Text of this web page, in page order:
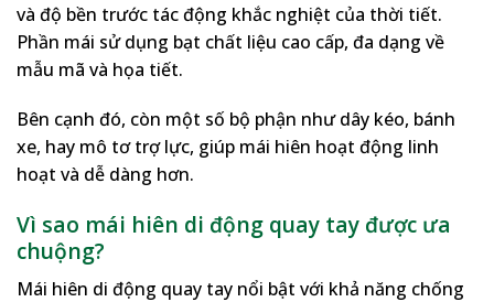
và độ bền trước tác động khắc nghiệt của thời tiết.
Phần mái sử dụng bạt chất liệu cao cấp, đa dạng về
mẫu mã và họa tiết.
Bên cạnh đó, còn một số bộ phận như dây kéo, bánh
xe, hay mô tơ trợ lực, giúp mái hiên hoạt động linh
hoạt và dễ dàng hơn.
Vì sao mái hiên di động quay tay được ưa
chuộng?
Mái hiên di động quay tay nổi bật với khả năng chống